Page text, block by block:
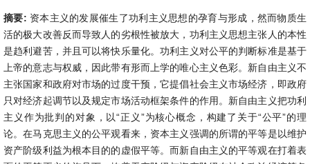
摘要: 资本主义的发展催生了功利主义思想的孕育与形成，然而物质生
活的极大改善反而导致人的劣根性被放大，功利主义思想主张人的本性
是趋利避苦，并且可以将快乐量化。功利主义对公平的判断标准是基于
上帝的意志与权威，因此带有形而上学的唯心主义色彩。新自由主义不
主张国家和政府对市场的过度干预，它提倡社会主义市场经济，即政府
只对经济起调节以及规定市场活动框架条件的作用。新自由主义把功利
主义作为批判的对象，以“正义”为核心概念，构建了关于“公平”的理
论。在马克思主义的公平观看来，资本主义强调的所谓的平等是以维护
资产阶级利益为根本目的的虚假平等。而新自由主义的平等观在打着表